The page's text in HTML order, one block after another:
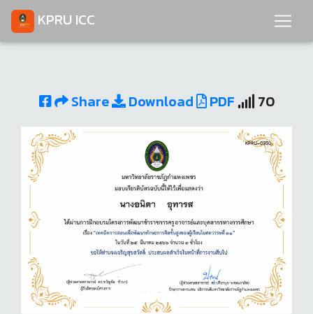
KPRU ICC
Share Download PDF 70